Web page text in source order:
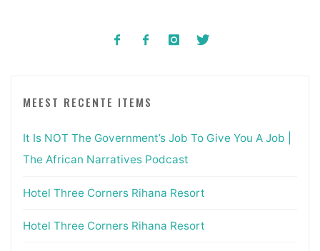
MEEST RECENTE ITEMS
It Is NOT The Government’s Job To Give You A Job |
The African Narratives Podcast
Hotel Three Corners Rihana Resort
Hotel Three Corners Rihana Resort